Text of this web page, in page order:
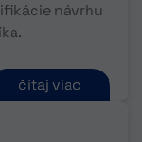
návrhu
čítaj viac